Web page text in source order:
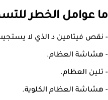
ما عوامل الخطر
- نقص فيتامين د الذي لا
- هشاشة العظام.
- تلين العظام.
- هشاشة العظام الكلوية.